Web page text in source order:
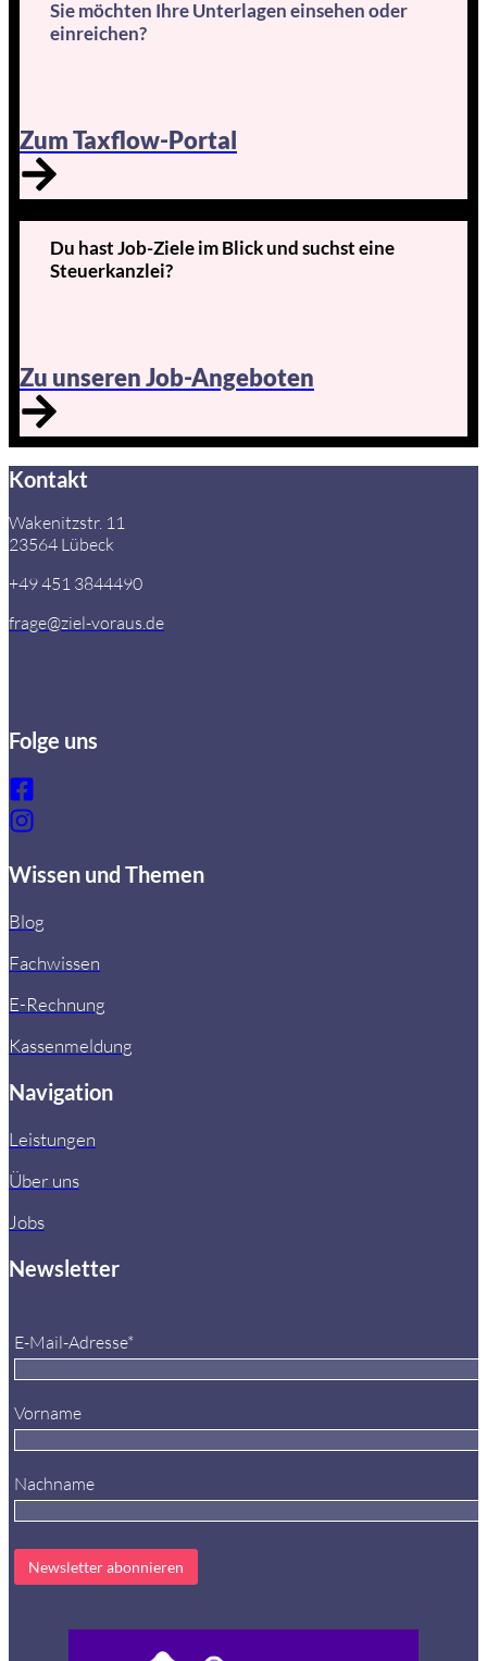
Sie möchten Ihre Unterlagen einsehen oder
einreichen?
Zum Taxflow-Portal
Du hast Job-Ziele im Blick und suchst eine
Steuerkanzlei?
Zu unseren Job-Angeboten
Kontakt
Wakenitzstr. 11
23564 Lübeck
+49 451 3844490
frage@ziel-voraus.de
Folge uns
Wissen und Themen
Blog
Fachwissen
E-Rechnung
Kassenmeldung
Navigation
Leistungen
Über uns
Jobs
Newsletter
E-Mail-Adresse*
Vorname
Nachname